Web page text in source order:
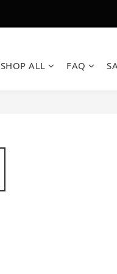
SHOP ALL FAQ